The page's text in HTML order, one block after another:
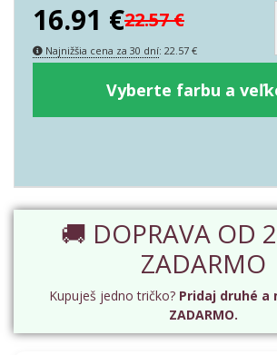
16.91 €22.57€
Najnižšia cena za 30 dní: 22.57 €
Vyberte farbu a
🚚 DOPRAVA OD
ZADARMO
Kupuješ jedno tričko? Pridaj druhé a
ZADARMO.